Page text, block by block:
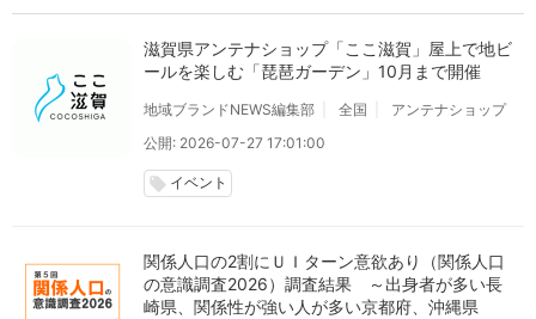
滋賀県アンテナショップ「ここ滋賀」屋上で地ビ
ールを楽しむ「琵琶ガーデン」10月まで開催
地域ブランドNEWS編集部 全国
アンテナショップ
公開: 2026-07-27 17:01:00
local_offer イベント
関係人口の2割にＵＩターン意欲あり（関係人口
の意識調査2026）調査結果 ～出身者が多い長
崎県、関係性が強い人が多い京都府、沖縄県